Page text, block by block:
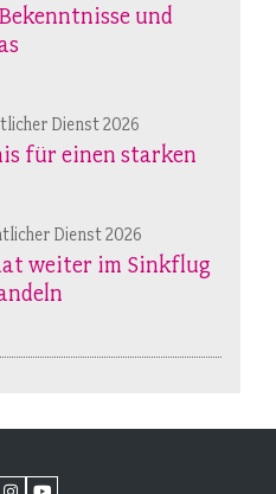
und
Dienst 2026
für einen starken
Dienst 2026
weiter im Sinkflug